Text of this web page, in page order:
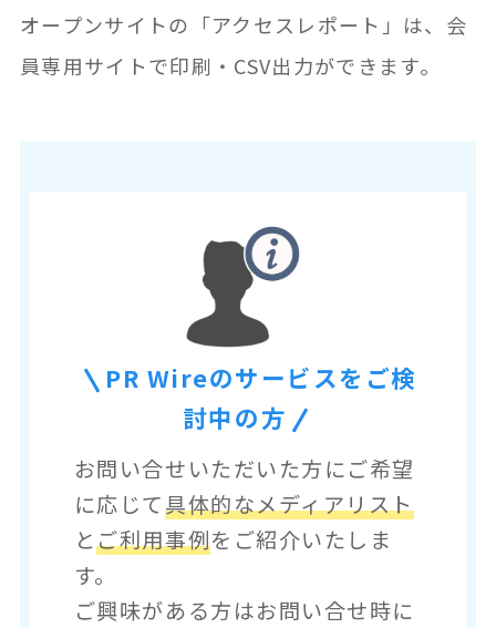
オープンサイトの「アクセスレポート」は、会
員専用サイトで印刷・CSV出力ができます。
PR Wireのサービスをご検
討中の方
お問い合せいただいた方にご希望
に応じて具体的なメディアリスト
とご利用事例をご紹介いたしま
す。
ご興味がある方はお問い合せ時に